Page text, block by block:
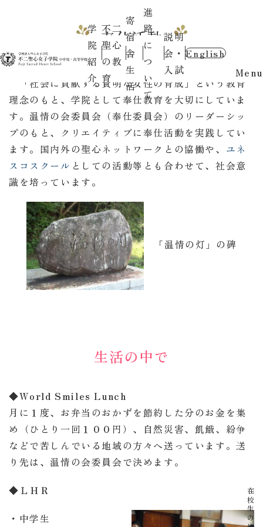
学
院
紹
介
不二
聖心
の教
育
寄
宿
舎
生
活
進
路
に
つ
い
て
説明
会・
入試
English
Menu
奉仕活動
「社会に貢献する賢明な女性の育成」という教育
理念のもと、学院として奉仕教育を大切にしていま
す。温情の会委員会（奉仕委員会）のリーダーシッ
プのもと、クリエイティブに奉仕活動を実践してい
ます。国内外の聖心ネットワークとの協働や、 ユネ
スコスクール としての活動等とも合わせて、社会意
識を培っています。
「温情の灯」の碑
生活の中で
◆World Smiles Lunch
月に１度、お弁当のおかずを節約した分のお金を集
め（ひとり一回１００円）、自然災害、飢餓、紛争
などで苦しんでいる地域の方々へ送っています。送
り先は、温情の会委員会で決めます。
◆ ＬＨＲ
・中学生
資料請求
イベント